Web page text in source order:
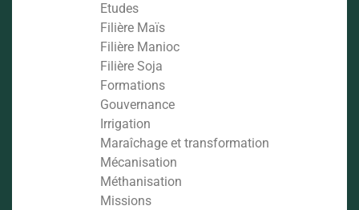
Etudes
Filière Maïs
Filière Manioc
Filière Soja
Formations
Gouvernance
Irrigation
Maraîchage et transformation
Mécanisation
Méthanisation
Missions